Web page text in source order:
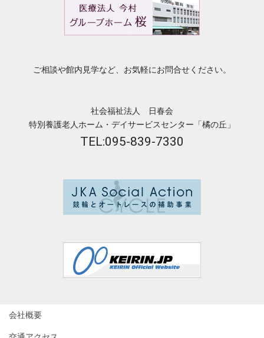
ご相談や館内見学など、お気軽にお問合せください。
社会福祉法人 日春会
特別養護老人ホーム・デイサービスセンター「橘の丘」
TEL:095-839-7330
会社概要